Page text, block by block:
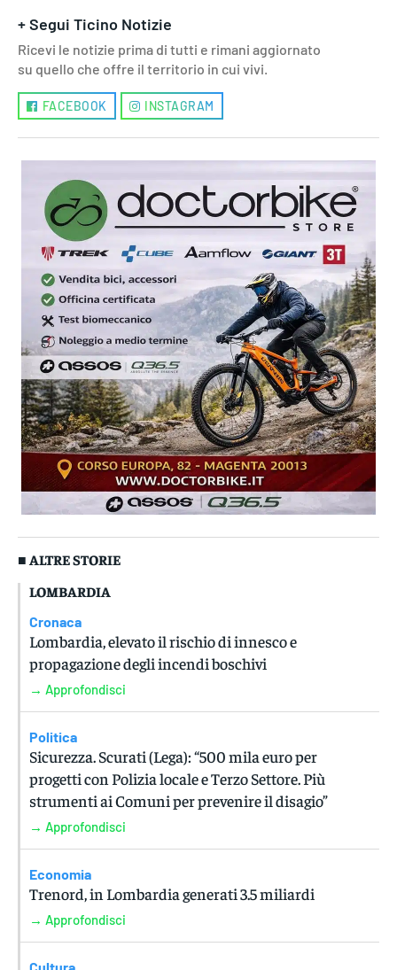
+ Segui Ticino Notizie
Ricevi le notizie prima di tutti e rimani aggiornato
su quello che offre il territorio in cui vivi.
FACEBOOK INSTAGRAM
■ ALTRE STORIE
LOMBARDIA
Cronaca
Lombardia, elevato il rischio di innesco e
propagazione degli incendi boschivi
→ Approfondisci
Politica
Sicurezza. Scurati (Lega): “500 mila euro per
progetti con Polizia locale e Terzo Settore. Più
strumenti ai Comuni per prevenire il disagio”
→ Approfondisci
Economia
Trenord, in Lombardia generati 3.5 miliardi
→ Approfondisci